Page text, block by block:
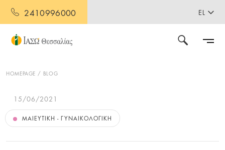
2410996000 EL
HOMEPAGE BLOG
15/06/2021
ΜΑΙΕΥΤΙΚΉ - ΓΥΝΑΙΚΟΛΟΓΙΚΉ